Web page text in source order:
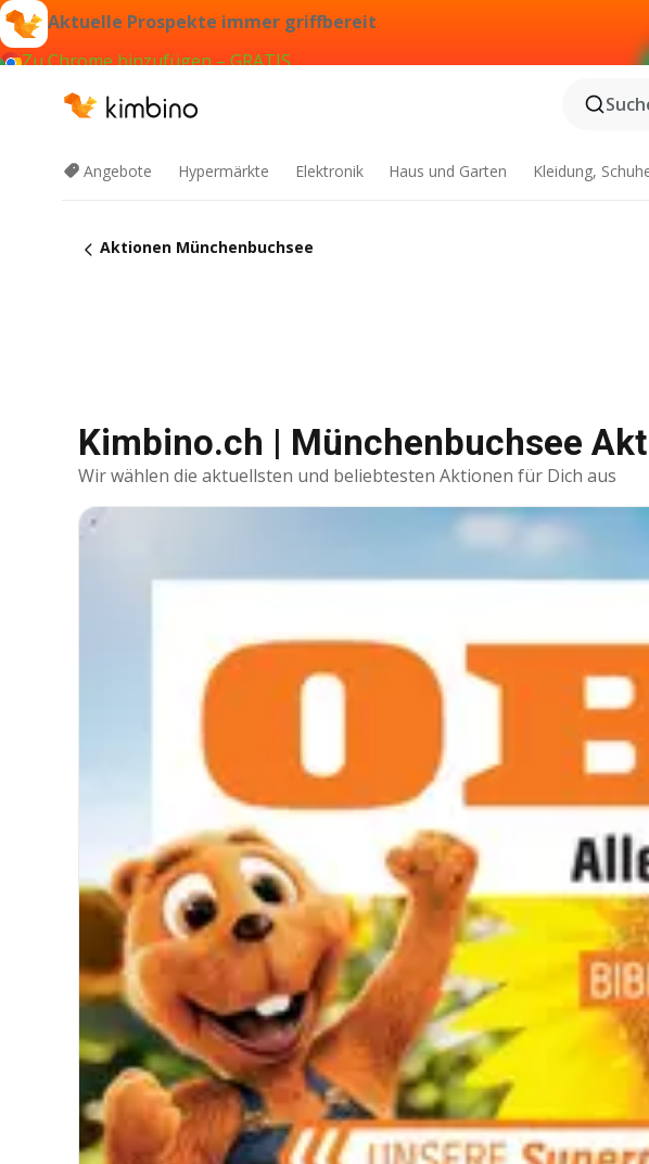
Aktuelle Prospekte immer griffbereit
Zu Chrome hinzufügen – GRATIS
Angebote Hypermärkte Elektronik Haus und Garten Kleidung,
Aktionen Münchenbuchsee
Kimbino.ch | Münchenbuchsee
Wir wählen die aktuellsten und beliebtesten Aktionen für Dich aus